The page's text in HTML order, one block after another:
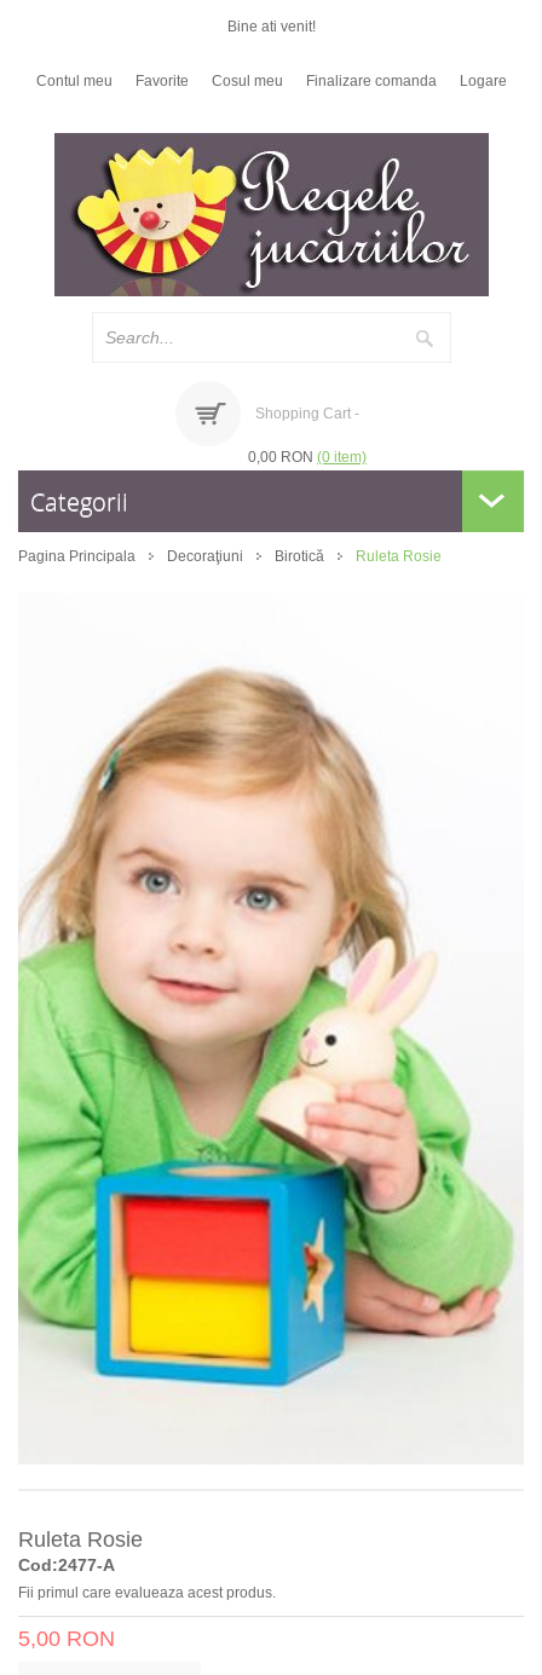
Bine ati venit!
Contul meu Favorite Cosul meu Finalizare comanda Logare
Shopping Cart -
0,00 RON (0 item)
Categorii
Pagina Principala Decoraţiuni Birotică Ruleta Rosie
Ruleta Rosie
Cod:2477-A
Fii primul care evalueaza acest produs.
5,00 RON